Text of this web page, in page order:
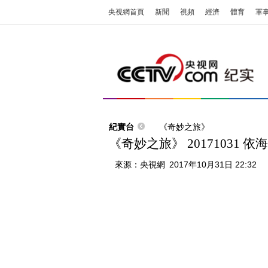
央視網首頁 新聞 視頻 經濟 體育 軍
紀實台 《奇妙之旅》
《奇妙之旅》 20171031 依
來源： 央視網 2017年10月31日 22:32